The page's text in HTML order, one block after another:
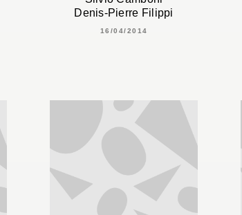
Denis-Pierre Filippi
16/04/2014